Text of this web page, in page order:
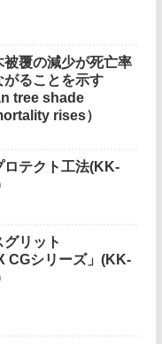
被覆の減少が死亡率
がることを示す
tree shade
rises）
ロテクト⼯法(KK-
グリット
CGシリーズ」(KK-